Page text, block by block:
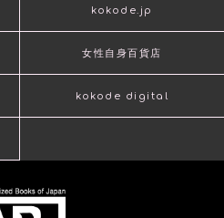
kokode.jp
女性自身百貨店
kokode digital